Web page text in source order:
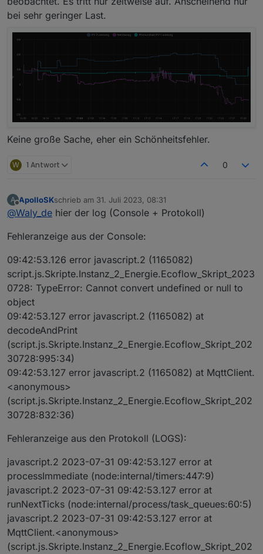
bei sehr geringer Last.
Keine große Sache, eher ein Schönheitsfehler.
W 1 Antwort 0
A
Offline
ApolloSKschrieb am 31. Juli 2023, 08:31
zuletzt editiert von
@Waly_de hier der log (Console + Protokoll)
Fehleranzeige aus der Console:
09:42:53.126 error javascript.2 (1165082)
script.js.Skripte.Instanz_2_Energie.Ecoflow_Skript_2023
0728: TypeError: Cannot convert undefined or null to
object
09:42:53.127 error javascript.2 (1165082) at
decodeAndPrint
(script.js.Skripte.Instanz_2_Energie.Ecoflow_Skript_202
30728:995:34)
09:42:53.127 error javascript.2 (1165082) at MqttClient.
<anonymous>
(script.js.Skripte.Instanz_2_Energie.Ecoflow_Skript_202
30728:832:36)
Fehleranzeige aus den Protokoll (LOGS):
javascript.2 2023-07-31 09:42:53.127 error at
processImmediate (node:internal/timers:447:9)
javascript.2 2023-07-31 09:42:53.127 error at
runNextTicks (node:internal/process/task_queues:60:5)
javascript.2 2023-07-31 09:42:53.127 error at
MqttClient.<anonymous>
(script.js.Skripte.Instanz_2_Energie.Ecoflow_Skript_202